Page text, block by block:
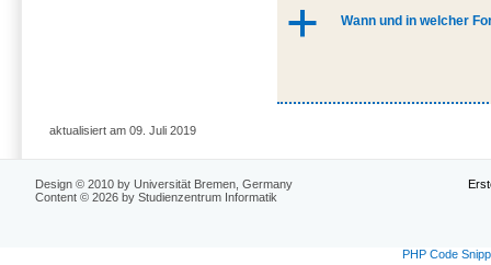
a Wann und in welcher
aktualisiert am 09. Juli 2019
Design © 2010 by Universität Bremen, Germany
Content © 2026 by Studienzentrum Informatik
PHP Code